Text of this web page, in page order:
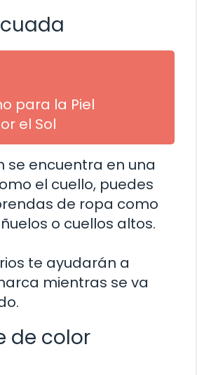
para la Piel
el Sol
se encuentra en una
el cuello, puedes
de ropa como
o cuellos altos.
te ayudarán a
mientras se va
de color